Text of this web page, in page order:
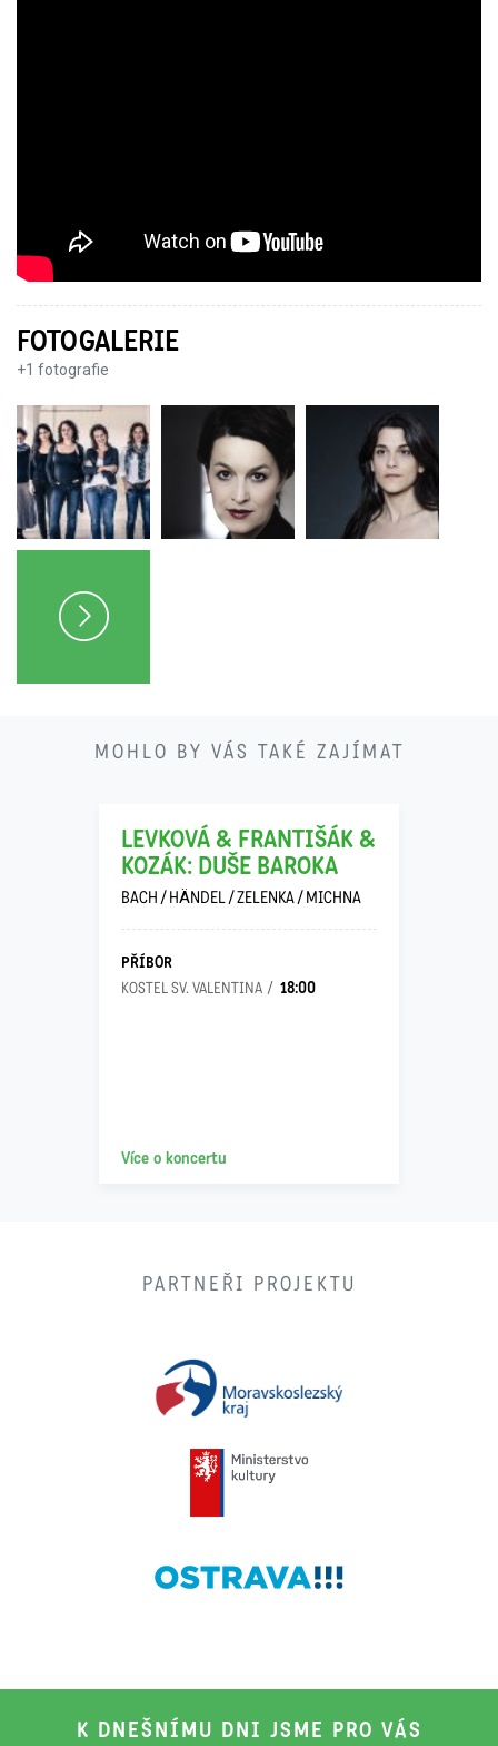
FOTOGALERIE
+1 fotografie
MOHLO BY VÁS TAKÉ ZAJÍMAT
11
LEVKOVÁ & FRANTIŠÁK &
KOZÁK: DUŠE BAROKA
BACH / HÄNDEL / ZELENKA / MICHNA
PŘÍBOR
KOSTEL SV. VALENTINA 18:00
Více o koncertu
PARTNEŘI PROJEKTU
K DNEŠNÍMU DNI JSME PRO VÁS